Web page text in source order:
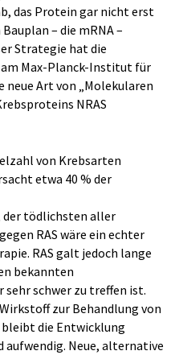
das Protein gar nicht erst
– die mRNA –
Strategie hat die
am Max-Planck-Institut für
Art von „Molekularen
NRAS
von Krebsarten
etwa 40 % der
der tödlichsten aller
RAS wäre ein echter
RAS galt jedoch lange
bekannten
schwer zu treffen ist.
zur Behandlung von
bleibt die Entwicklung
Neue, alternative